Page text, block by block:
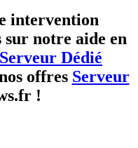
intervention
sur notre aide en
Dédié
offres Serveur
!